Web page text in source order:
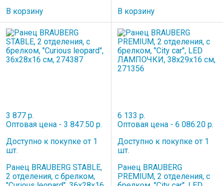
В корзину
В корзину
3 877 р.
Оптовая цена - 3 847.50 р.
Доступно к покупке от 1
шт.
Ранец BRAUBERG STABLE,
2 отделения, с брелком,
6 133 р.
Оптовая цена - 6 086.20 р.
Доступно к покупке от 1
шт.
Ранец BRAUBERG
PREMIUM, 2 отделения, с